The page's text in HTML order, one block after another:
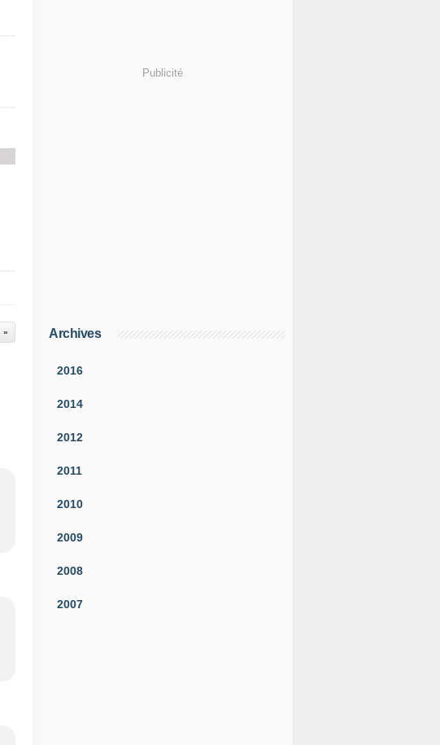
Publicité
Archives
2016
2014
2012
2011
2010
2009
2008
2007